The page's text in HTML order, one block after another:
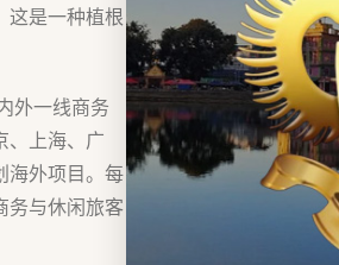
这是一种植根
外一线商务
、上海、广
海外项目。每
务与休闲旅客